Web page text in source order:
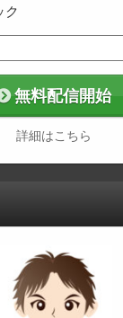
ク
無料配信開始
詳細はこちら